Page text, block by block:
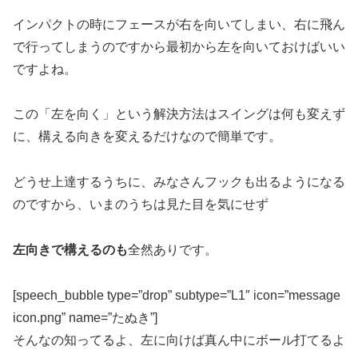
インパクトの時にフェースが右を向いてしまい、 右に飛ん
で行ってしまうのですから最初から左を向いておけばいい
ですよね。
この「左を向く」という解決方法はスイングは何も変えず
に、構える向きを変えるだけなので簡単です。
どうせ上達するうちに、みなさんフックも出るようになる
のですから、いまのうちは見た目を気にせず
左向きで構えるのも全然ありです。
[speech_bubble type=”drop” subtype=”L1″ icon=”message
icon.png” name=”たぬき”]
そんなの知ってるよ、左に向けば真ん中にボール打てるよ